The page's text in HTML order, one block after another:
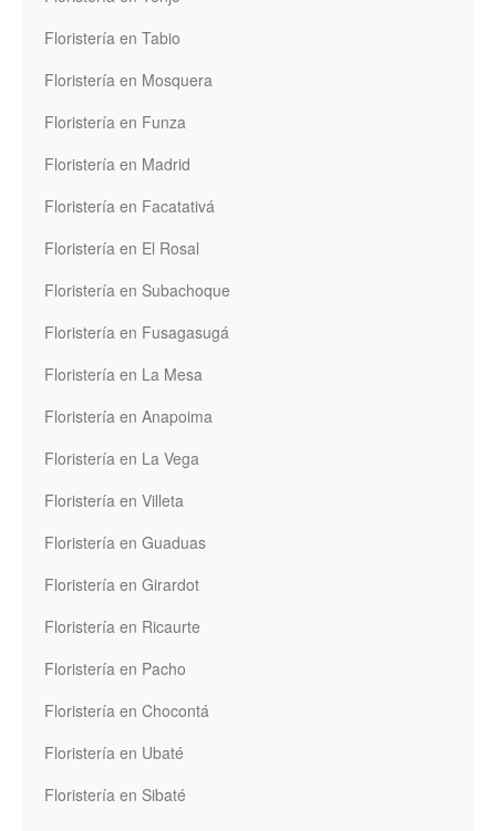
Floristería en Tabio
Floristería en Mosquera
Floristería en Funza
Floristería en Madrid
Floristería en Facatativá
Floristería en El Rosal
Floristería en Subachoque
Floristería en Fusagasugá
Floristería en La Mesa
Floristería en Anapoima
Floristería en La Vega
Floristería en Villeta
Floristería en Guaduas
Floristería en Girardot
Floristería en Ricaurte
Floristería en Pacho
Floristería en Chocontá
Floristería en Ubaté
Floristería en Sibaté